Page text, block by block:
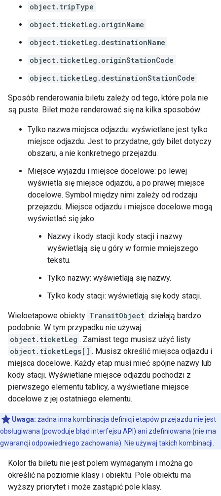
object.tripType
object.ticketLeg.originName
object.ticketLeg.destinationName
object.ticketLeg.originStationCode
object.ticketLeg.destinationStationCode
Sposób renderowania biletu zależy od tego, które pola nie
są puste. Bilet może renderować się na kilka sposobów:
Tylko nazwa miejsca odjazdu: wyświetlane jest tylko
miejsce odjazdu. Jest to przydatne, gdy bilet dotyczy
obszaru, a nie konkretnego przejazdu.
Miejsce wyjazdu i miejsce docelowe: po lewej
wyświetla się miejsce odjazdu, a po prawej miejsce
docelowe. Symbol między nimi zależy od rodzaju
przejazdu. Miejsce odjazdu i miejsce docelowe mogą
wyświetlać się jako:
Nazwy i kody stacji: kody stacji i nazwy
wyświetlają się u góry w formie mniejszego
tekstu.
Tylko nazwy: wyświetlają się nazwy.
Tylko kody stacji: wyświetlają się kody stacji.
Wieloetapowe obiekty TransitObject działają bardzo
podobnie. W tym przypadku nie używaj
object.ticketLeg . Zamiast tego musisz użyć listy
object.ticketLegs[] . Musisz określić miejsca odjazdu i
miejsca docelowe. Każdy etap musi mieć spójne nazwy lub
kody stacji. Wyświetlane miejsce odjazdu pochodzi z
pierwszego elementu tablicy, a wyświetlane miejsce
docelowe z jej ostatniego elementu.
Uwaga: żadna inna kombinacja definicji etapów przejazdu nie jest
obsługiwana (powoduje błąd interfejsu API) ani zdefiniowana (nie ma
gwarancji odpowiedniego zachowania). Nie używaj takich kombinacji.
Kolor tła biletu nie jest polem wymaganym i można go
określić na poziomie klasy i obiektu. Pole obiektu ma
wyższy priorytet i może zastąpić pole klasy.